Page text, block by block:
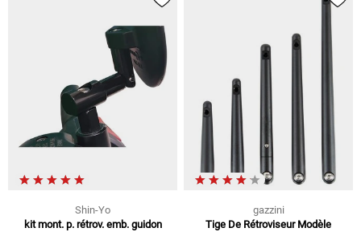
Shin-Yo
kit mont. p. rétrov. emb. guidon
gazzini
Tige De Rétroviseur Modèle